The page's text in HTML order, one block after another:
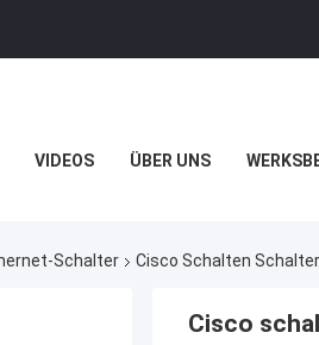
VIDEOS ÜBER UNS
Schalter Cisco Schalten
Cisco